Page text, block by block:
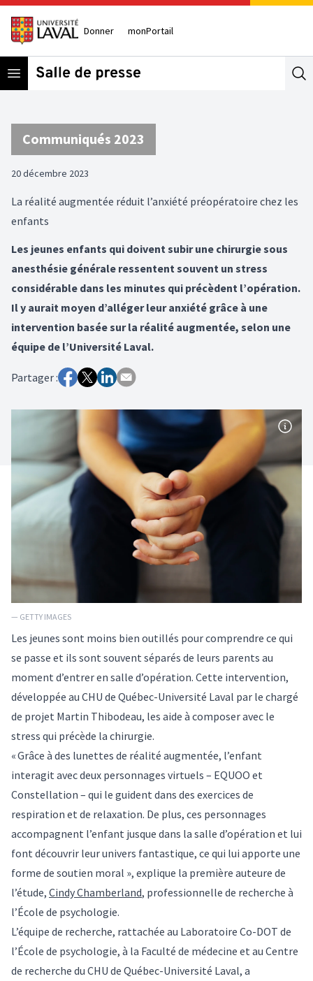
Donner monPortail
Open menu
Communiqués 2023
20 décembre 2023
La réalité augmentée réduit l’anxiété préopératoire chez les
enfants
Les jeunes enfants qui doivent subir une chirurgie sous
anesthésie générale ressentent souvent un stress
considérable dans les minutes qui précèdent l’opération.
Il y aurait moyen d’alléger leur anxiété grâce à une
intervention basée sur la réalité augmentée, selon une
équipe de l’Université Laval.
Partager :
— GETTY IMAGES
Les jeunes sont moins bien outillés pour comprendre ce qui
se passe et ils sont souvent séparés de leurs parents au
moment d’entrer en salle d’opération. Cette intervention,
développée au CHU de Québec-Université Laval par le chargé
de projet Martin Thibodeau, les aide à composer avec le
stress qui précède la chirurgie.
« Grâce à des lunettes de réalité augmentée, l’enfant
interagit avec deux personnages virtuels – EQUOO et
Constellation – qui le guident dans des exercices de
respiration et de relaxation. De plus, ces personnages
accompagnent l’enfant jusque dans la salle d’opération et lui
font découvrir leur univers fantastique, ce qui lui apporte une
forme de soutien moral », explique la première auteure de
l’étude, Cindy Chamberland, professionnelle de recherche à
l’École de psychologie.
L’équipe de recherche, rattachée au Laboratoire Co-DOT de
l’École de psychologie, à la Faculté de médecine et au Centre
de recherche du CHU de Québec-Université Laval, a